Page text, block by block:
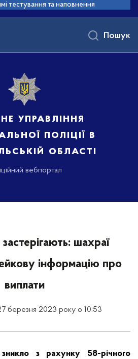
тестування та наповнення
управління
поліції в
області
вебпортал
Пошук
застерігають: шахраї
інформацію про
виплати
березня 2023 року о 10:53
з рахунку 58-річного